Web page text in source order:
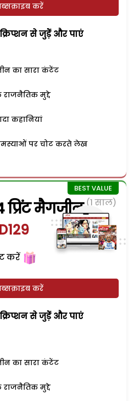
करें
से जुड़ेें और पाएं
का सारा कंटेंट
मुद्दे
कहानियां
पर चोट करते लेख
प्रिंट मैगजीन (1 साल)
करें
करें
से जुड़ेें और पाएं
का सारा कंटेंट
मुद्दे